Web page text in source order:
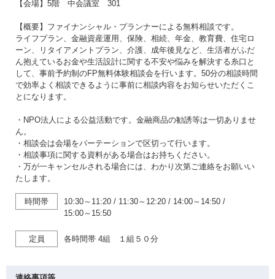
【会場】5階 中会議室 301
【概要】ファイナンシャル・プランナーによる無料相談です。
ライフプラン、金融資産運用、保険、相続、年金、教育費、住宅ロ
ーン、リタイアメントプラン、介護、成年後見など、生活者がふだ
ん抱えているお金や生活設計に関する不安や悩みを解決する糸口と
して、事前予約制のFP無料体験相談会を行います。50分の相談時間
で効率よく相談できるように事前に相談内容をお知らせいただくこ
とになります。
・NPO法人による公益活動です。金融商品の勧誘等は一切ありませ
ん。
・相談会は会場をパーテーションで区切って行います。
・相談事項に関する資料がある場合はお持ちください。
・万が一キャンセルされる場合には、わかり次第ご連絡をお願いい
たします。
時間帯 10:30～11:20 / 11:30～12:20 / 14:00～14:50 /
15:00～15:50
定員 各時間帯 4組 １組５０分